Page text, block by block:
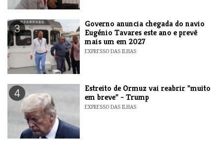
3
Governo anuncia chegada do navio
Eugénio Tavares este ano e prevê
mais um em 2027
EXPRESSO DAS ILHAS
4
Estreito de Ormuz vai reabrir "muito
em breve" - Trump
EXPRESSO DAS ILHAS